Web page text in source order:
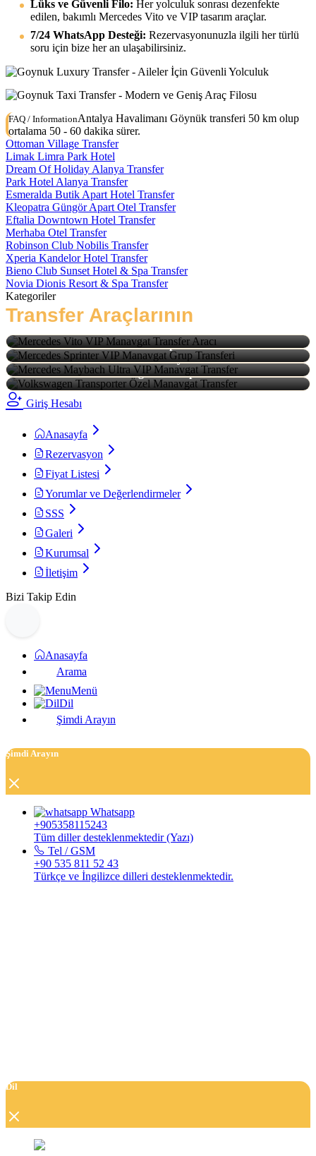
Lüks ve Güvenli Filo: Her yolculuk sonrası dezenfekte
edilen, bakımlı Mercedes Vito ve VIP tasarım araçlar.
7/24 WhatsApp Desteği: Rezervasyonunuzla ilgili her türlü
soru için bize her an ulaşabilirsiniz.
FAQ / InformationAntalya Havalimanı Göynük transferi 50 km olup
ortalama 50 - 60 dakika sürer.
Ottoman Village Transfer
Limak Limra Park Hotel
Dream Of Holiday Alanya Transfer
Park Hotel Alanya Transfer
Esmeralda Butik Apart Hotel Transfer
Kleopatra Güngör Apart Otel Transfer
Eftalia Downtown Hotel Transfer
Merhaba Otel Transfer
Robinson Club Nobilis Transfer
Xperia Kandelor Hotel Transfer
Bieno Club Sunset Hotel & Spa Transfer
Novia Dionis Resort & Spa Transfer
Kategoriler
Transfer Araçlarının
Mercedes Sprinter
Mercedes Maybach
Volkswagen Transporter
Giriş Hesabı
Anasayfa
Rezervasyon
Fiyat Listesi
Yorumlar ve Değerlendirmeler
SSS
Galeri
Kurumsal
İletişim
Bizi Takip Edin
Anasayfa
Arama
Menü
Dil
Şimdi Arayın
Şimdi Arayın
Whatsapp
+905358115243
Tüm diller desteklenmektedir (Yazı)
Tel / GSM
+90 535 811 52 43
Türkçe ve İngilizce dilleri desteklenmektedir.
Dil